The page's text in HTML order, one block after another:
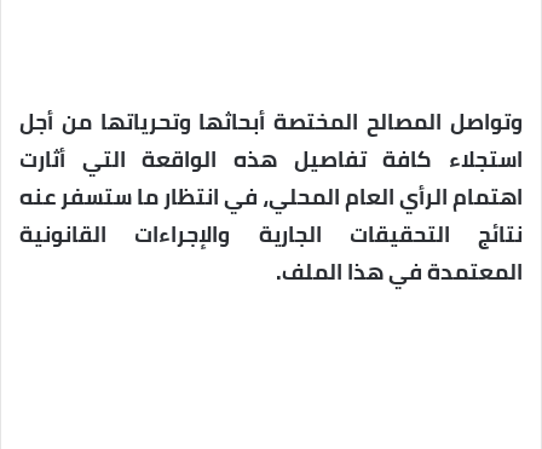
وتواصل المصالح المختصة أبحاثها وتحرياتها من أجل
استجلاء كافة تفاصيل هذه الواقعة التي أثارت
اهتمام الرأي العام المحلي، في انتظار ما ستسفر عنه
نتائج التحقيقات الجارية والإجراءات القانونية
المعتمدة في هذا الملف.